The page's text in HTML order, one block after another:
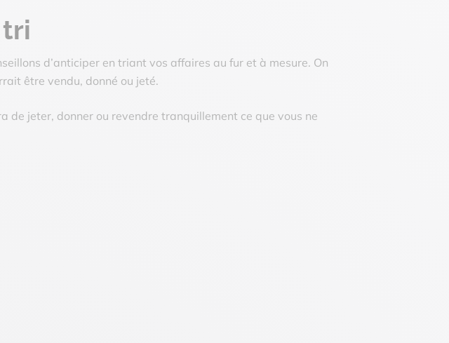
d’anticiper en triant vos affaires au fur et à mesure. On
être vendu, donné ou jeté.
de jeter, donner ou revendre tranquillement ce que vous ne